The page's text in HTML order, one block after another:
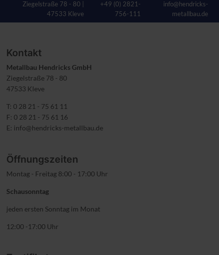
Ziegelstraße 78 - 80 |
47533 Kleve
+49 (0) 2821-
756-111
info@hendricks-
metallbau.de
Kontakt
Metallbau Hendricks GmbH
Ziegelstraße 78 - 80
47533 Kleve
T: 0 28 21 - 75 61 11
F: 0 28 21 - 75 61 16
E: info@hendricks-metallbau.de
Öffnungszeiten
Montag - Freitag 8:00 - 17:00 Uhr
Schausonntag
jeden ersten Sonntag im Monat
12:00 -17:00 Uhr